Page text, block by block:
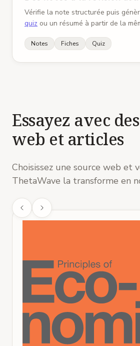
Vérifie la note structurée puis
quiz ou un résumé à partir de la
Notes Fiches Quiz
Essayez avec
web et articles
Choisissez une source web et
ThetaWave la transforme en